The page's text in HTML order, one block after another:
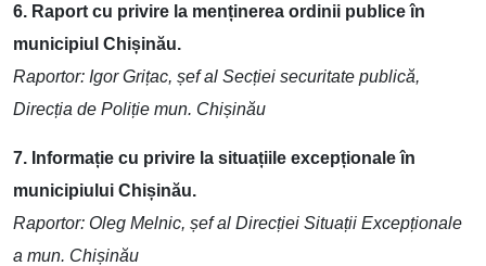
6. Raport cu privire la menținerea ordinii publice în
municipiul Chișinău.
Raportor: Igor Grițac, șef al Secției securitate publică,
Direcția de Poliție mun. Chișinău
7. Informație cu privire la situațiile excepționale în
municipiului Chișinău.
Raportor: Oleg Melnic, șef al Direcției Situații Excepționale
a mun. Chișinău